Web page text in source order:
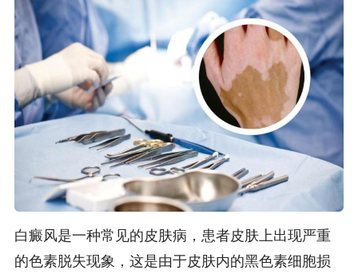
白癜风是一种常见的皮肤病，患者皮肤上出现严重
的色素脱失现象，这是由于皮肤内的黑色素细胞损